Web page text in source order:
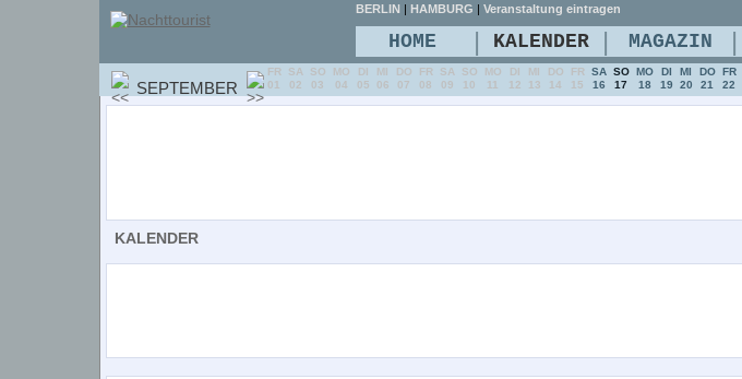
KALENDER
BERLIN | HAMBURG | Veranstaltung eintragen
HOME | KALENDER | MAGAZIN |
SEPTEMBER
FR
01
SA
02
SO
03
MO
04
DI
05
MI
06
DO
07
FR
08
SA
09
SO
10
MO
11
DI
12
MI
13
DO
14
FR
15
SA
16
SO
17
MO
18
DI
19
MI
20
DO
21
FR
22